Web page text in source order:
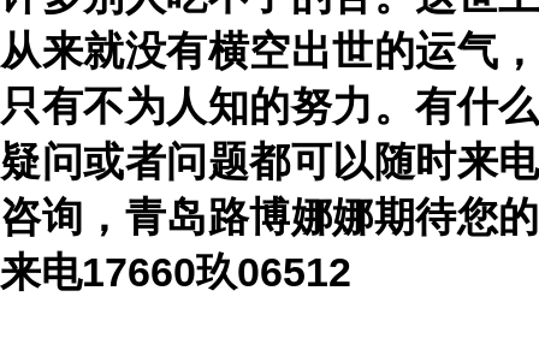
从来就没有横空出世的运气，
只有不为人知的努力。 有什么
疑问或者问题都可以随时来电
咨询 ， 青岛路博娜娜期待您的
来电17660玖06512